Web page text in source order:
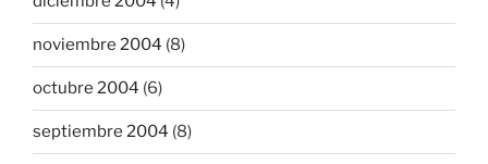
noviembre 2004 (8)
octubre 2004 (6)
septiembre 2004 (8)